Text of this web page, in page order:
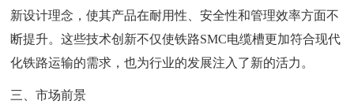
新设计理念，使其产品在耐用性、安全性和管理效率方面不
断提升。这些技术创新不仅使铁路SMC电缆槽更加符合现代
化铁路运输的需求，也为行业的发展注入了新的活力。
三、市场前景